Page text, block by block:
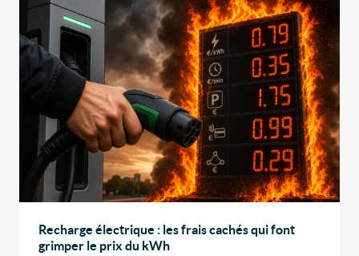
Recharge électrique : les frais cachés qui font
grimper le prix du kWh